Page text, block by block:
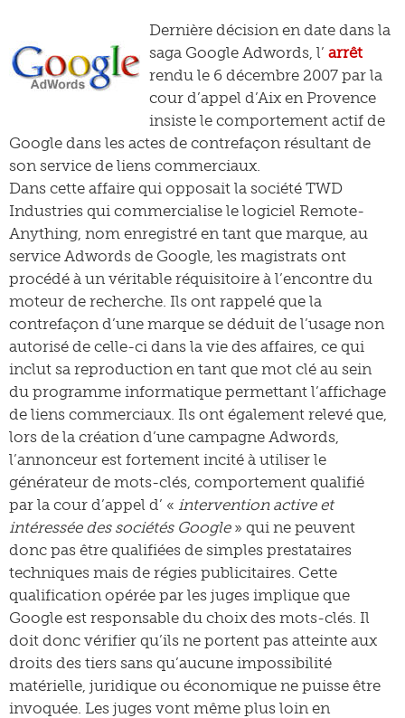
Dernière décision en date dans la
saga Google Adwords, l’ arrêt
rendu le 6 décembre 2007 par la
cour d’appel d’Aix en Provence
insiste le comportement actif de
Google dans les actes de contrefaçon résultant de
son service de liens commerciaux.
Dans cette affaire qui opposait la société TWD
Industries qui commercialise le logiciel Remote-
Anything, nom enregistré en tant que marque, au
service Adwords de Google, les magistrats ont
procédé à un véritable réquisitoire à l’encontre du
moteur de recherche. Ils ont rappelé que la
contrefaçon d’une marque se déduit de l’usage non
autorisé de celle-ci dans la vie des affaires, ce qui
inclut sa reproduction en tant que mot clé au sein
du programme informatique permettant l’affichage
de liens commerciaux. Ils ont également relevé que,
lors de la création d’une campagne Adwords,
l’annonceur est fortement incité à utiliser le
générateur de mots-clés, comportement qualifié
par la cour d’appel d’ « intervention active et
intéressée des sociétés Google» qui ne peuvent
donc pas être qualifiées de simples prestataires
techniques mais de régies publicitaires. Cette
qualification opérée par les juges implique que
Google est responsable du choix des mots-clés. Il
doit donc vérifier qu’ils ne portent pas atteinte aux
droits des tiers sans qu’aucune impossibilité
matérielle, juridique ou économique ne puisse être
invoquée. Les juges vont même plus loin en